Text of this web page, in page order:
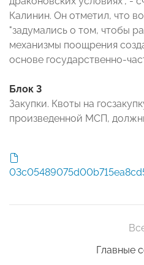
Калинин. Он отметил, что
"задумались о том, чтобы
механизмы поощрения
основе государственно-
Блок 3
Закупки. Квоты на
произведенной МСП,
Главные